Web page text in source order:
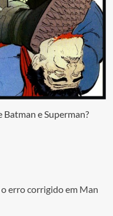
e Superman?
erro corrigido em Man